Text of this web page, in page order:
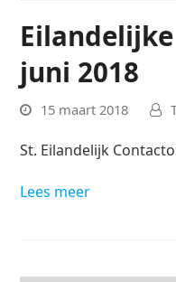
juni 2018
15 maart 2018
St. Eilandelijk
Lees meer